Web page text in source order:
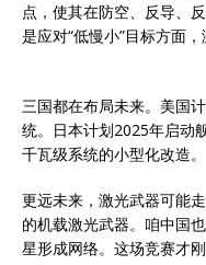
点，使其在防空、反导、
是应对“低慢小”目标方面
三国都在布局未来。美国
统。日本计划2025年启动
千瓦级系统的小型化改造。
更远未来，激光武器可能
的机载激光武器。咱中国
星形成网络。这场竞赛才刚